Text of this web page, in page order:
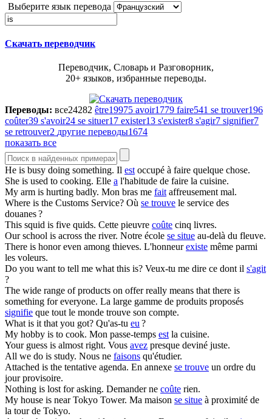
Выберите язык перевода
Скачать переводчик
Переводчик, Словарь и Разговорник,
20+ языков, избранные переводы.
Переводы: все24282 être19975 avoir1779 faire541 se trouver196
coûter39 s'avoir24 se situer17 exister13 s'exister8 s'agir7 signifier7
se retrouver2 другие переводы1674
показать все
He is busy doing something. Il estoccupé à faire quelque chose.
She is used to cooking. Elle a l'habitude de faire la cuisine.
My arm is hurting badly. Mon bras me faitaffreusement mal.
Where is the Customs Service? Où se trouve le service des
douanes ?
This squid is five quids. Cette pieuvre coûte cinq livres.
Our school is across the river. Notre école se situe au-delà du fleuve.
There is honor even among thieves. L'honneurexiste même parmi
les voleurs.
Do you want to tell me what this is? Veux-tu me dire ce dont il s'agit
?
The wide range of products on offer really means that there is
something for everyone. La large gamme de produits proposés
signifie que tout le monde trouve son compte.
Whatis it that you got? Qu'as-tu eu?
My hobby is to cook. Mon passe-temps estla cuisine.
Your guess is almost right. Vous avez presque deviné juste.
All we do is study. Nous ne faisons qu'étudier.
Attached is the tentative agenda. En annexe se trouve un ordre du
jour provisoire.
Nothing is lost for asking. Demander ne coûte rien.
My house is near Tokyo Tower. Ma maison se situe à proximité de
la tour de Tokyo.